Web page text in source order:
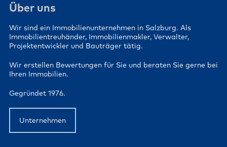
Über uns
Wir sind ein Immobilienunternehmen in Salzburg. Als
Immobilientreuhänder, Immobilienmakler, Verwalter,
Projektentwickler und Bauträger tätig.
Wir erstellen Bewertungen für Sie und beraten Sie gerne bei
Ihren Immobilien.
Gegründet 1976.
Unternehmen